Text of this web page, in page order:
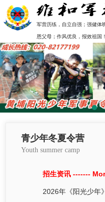
军营历练，自立自强；强健体
恩父母；作风优良，报效祖国！
青少年冬夏令营
Youth summer camp
招生资讯 -------
2026年《阳光少年